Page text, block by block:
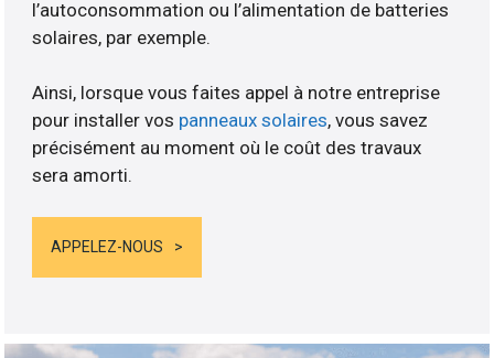
l’autoconsommation ou l’alimentation de batteries
solaires, par exemple.
Ainsi, lorsque vous faites appel à notre entreprise
pour installer vos panneaux solaires, vous savez
précisément au moment où le coût des travaux
sera amorti.
APPELEZ-NOUS